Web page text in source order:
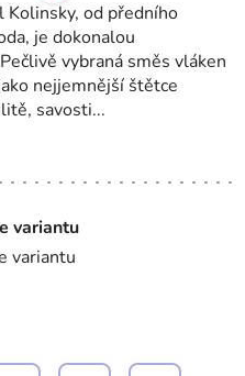
variantu
variantu
od předního
je dokonalou
vybraná směs vláken
nejjemnější štětce
savosti...